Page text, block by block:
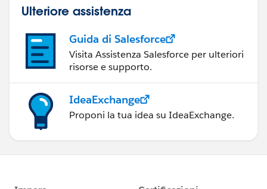
Ulteriore assistenza
Guida di Salesforce
Visita Assistenza Salesforce per ulteriori
risorse e supporto.
IdeaExchange
Proponi la tua idea su IdeaExchange.